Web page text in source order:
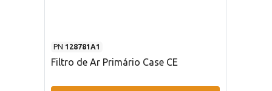
PN 128781A1
Filtro de Ar Primário Case CE